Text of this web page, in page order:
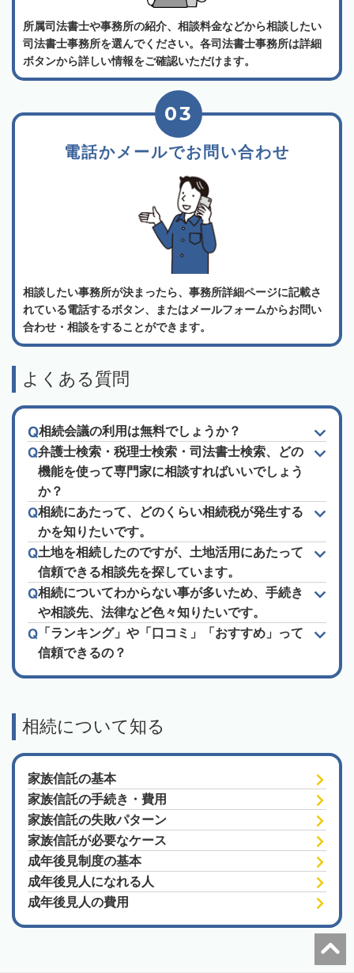
所属司法書士や事務所の紹介、相談料金などから相談したい
司法書士事務所を選んでください。各司法書士事務所は詳細
ボタンから詳しい情報をご確認いただけます。
電話かメールでお問い合わせ
03
相談したい事務所が決まったら、事務所詳細ページに記載さ
れている電話するボタン、またはメールフォームからお問い
合わせ・相談をすることができます。
よくある質問
相続会議の利用は無料でしょうか？
弁護士検索・税理士検索・司法書士検索、どの
機能を使って専門家に相談すればいいでしょう
か？
相続にあたって、どのくらい相続税が発生する
かを知りたいです。
土地を相続したのですが、土地活用にあたって
信頼できる相談先を探しています。
相続についてわからない事が多いため、手続き
や相談先、法律など色々知りたいです。
「ランキング」や「口コミ」「おすすめ」って
信頼できるの？
相続について知る
家族信託の基本
家族信託の手続き・費用
家族信託の失敗パターン
家族信託が必要なケース
成年後見制度の基本
成年後見人になれる人
成年後見人の費用